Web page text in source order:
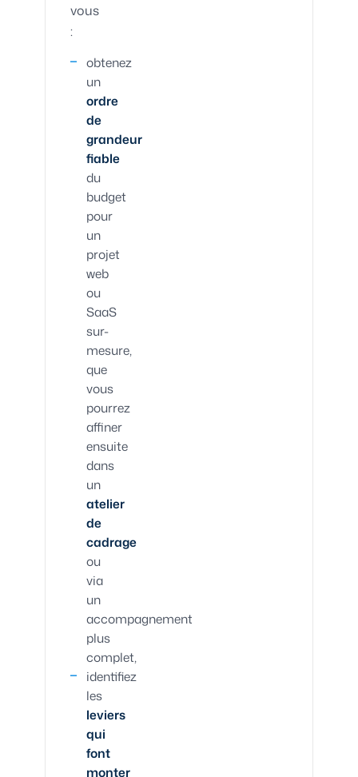
vous
:
obtenez
un
ordre
de
grandeur
fiable
du
budget
pour
un
projet
web
ou
SaaS
sur-
mesure,
que
vous
pourrez
affiner
ensuite
dans
un
atelier
de
cadrage
ou
via
un
accompagnement
plus
complet,
identifiez
les
leviers
qui
font
monter